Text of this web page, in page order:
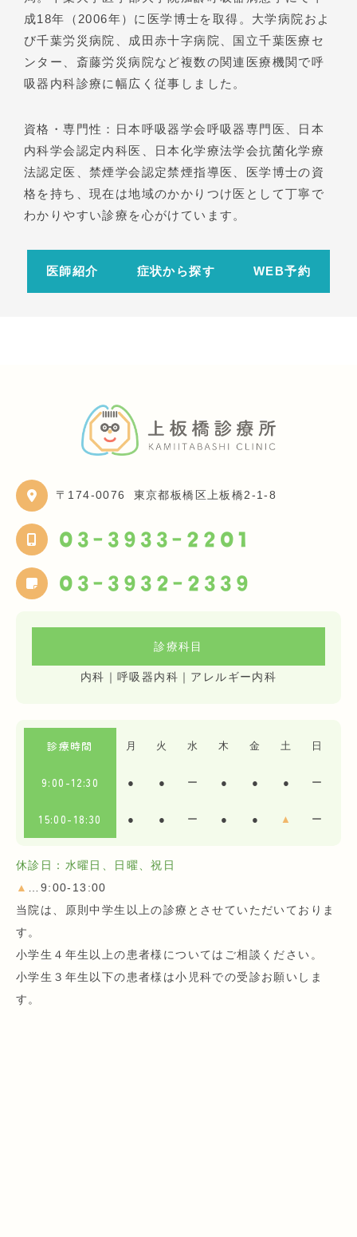
成18年（2006年）に医学博士を取得。大学病院およ
び千葉労災病院、成田赤十字病院、国立千葉医療セ
ンター、斎藤労災病院など複数の関連医療機関で呼
吸器内科診療に幅広く従事しました。
資格・専門性：日本呼吸器学会呼吸器専門医、日本
内科学会認定内科医、日本化学療法学会抗菌化学療
法認定医、禁煙学会認定禁煙指導医、医学博士の資
格を持ち、現在は地域のかかりつけ医として丁寧で
わかりやすい診療を心がけています。
医師紹介 症状から探す WEB予約
〒174-0076 東京都板橋区上板橋2-1-8
03-3933-2201
03-3932-2339
診療科目
内科｜呼吸器内科｜アレルギー内科
診療時間 月 火 水 木 金 土 日
9:00-12:30 ● ● ー ● ● ● ー
15:00-18:30 ● ● ー ● ● ▲ ー
休診日：水曜日、日曜、祝日
▲
…9:00-13:00
当院は、原則中学生以上の診療とさせていただいておりま
す。
小学生４年生以上の患者様についてはご相談ください。
小学生３年生以下の患者様は小児科での受診お願いしま
す。